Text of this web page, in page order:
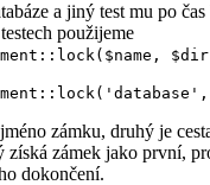
a jiný test mu po čas
použijeme
zámku, druhý je
získá zámek jako první,
dokončení.